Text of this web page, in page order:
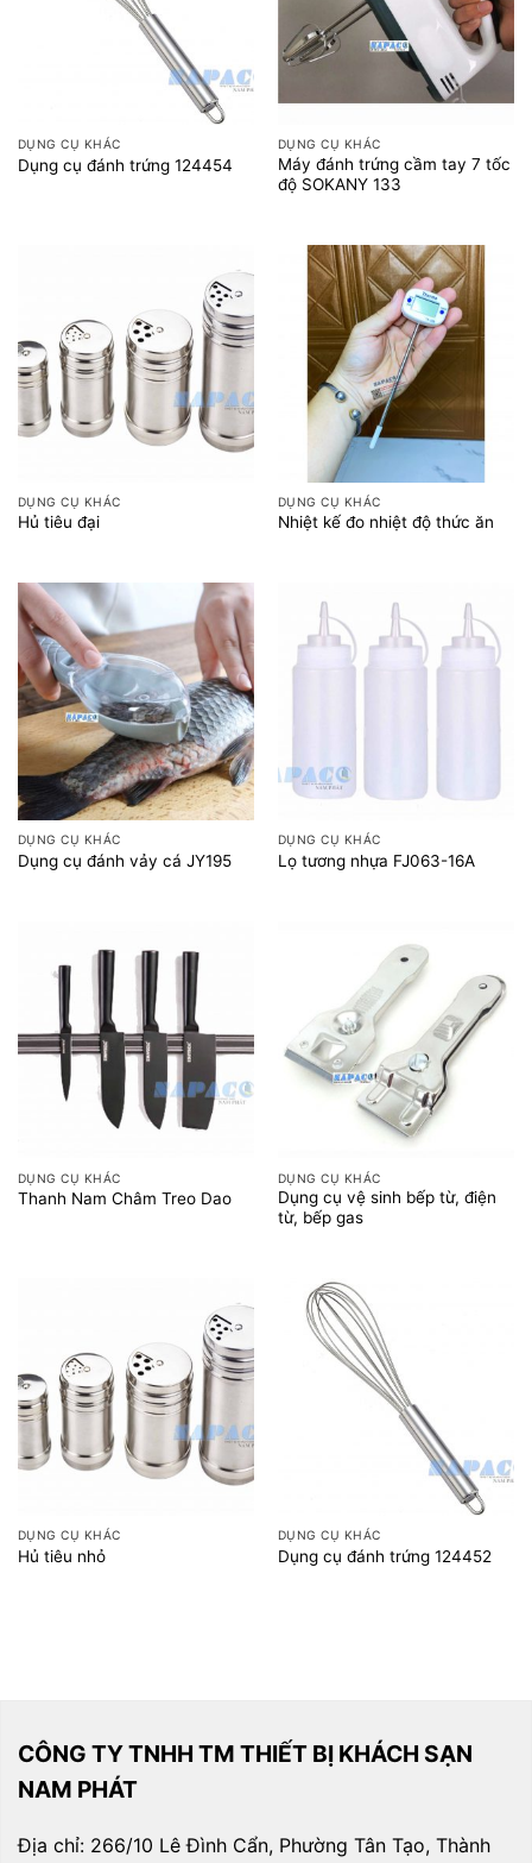
DỤNG CỤ KHÁC
Dụng cụ đánh trứng 124454
DỤNG CỤ KHÁC
Máy đánh trứng cầm tay 7 tốc
độ SOKANY 133
DỤNG CỤ KHÁC
Hủ tiêu đại
DỤNG CỤ KHÁC
Nhiệt kế đo nhiệt độ thức ăn
DỤNG CỤ KHÁC
Dụng cụ đánh vảy cá JY195
DỤNG CỤ KHÁC
Lọ tương nhựa FJ063-16A
DỤNG CỤ KHÁC
Thanh Nam Châm Treo Dao
DỤNG CỤ KHÁC
Dụng cụ vệ sinh bếp từ, điện
từ, bếp gas
DỤNG CỤ KHÁC
Hủ tiêu nhỏ
DỤNG CỤ KHÁC
Dụng cụ đánh trứng 124452
CÔNG TY TNHH TM THIẾT BỊ KHÁCH SẠN
NAM PHÁT
Địa chỉ: 266/10 Lê Đình Cẩn, Phường Tân Tạo, Thành